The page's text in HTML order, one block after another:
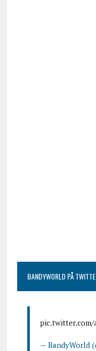
BANDYWORLD PÅ
pic.twitter.com/
— BandyWorld